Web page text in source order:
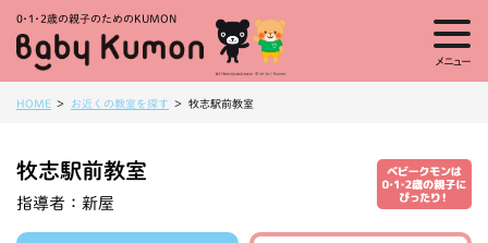
0・1・ 2歳の親子のためのKUMON
メニュー
HOME お近くの教室を探す 牧志駅前教室
牧志駅前教室
指導者：新屋